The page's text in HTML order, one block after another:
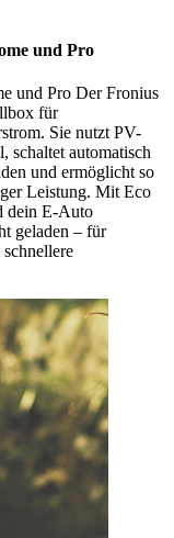
und Pro
und Pro Der Fronius
für
Sie nutzt PV-
schaltet automatisch
und ermöglicht so
Leistung. Mit Eco
dein E-Auto
geladen – für